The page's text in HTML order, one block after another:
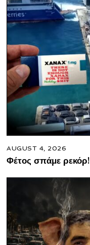
AUGUST 4, 2026
Φέτος σπάμε ρεκόρ!